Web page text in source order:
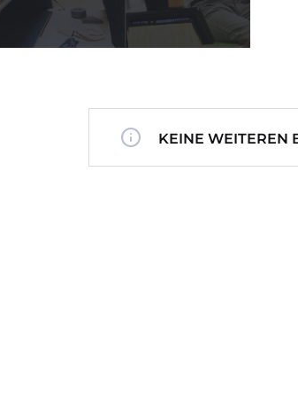
KEINE WEITEREN